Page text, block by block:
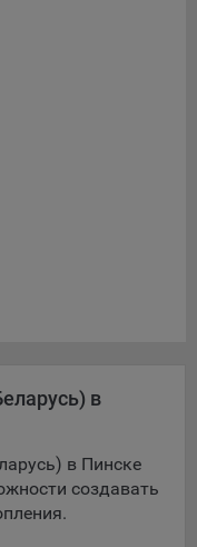
использования
для
целевой
Яндекс.Метрика,
не более года;
аналитических
Общества и не
хранятся во
не позволяет
сайта, в том числе
исходя из
в
в Пинске
создавать